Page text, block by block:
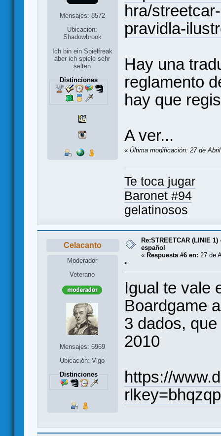
Mensajes: 8572
Ubicación:
Shadowbrook
Ich bin ein Spielfreak
aber ich spiele sehr
selten
Distinciones
hra/
pravidla-
Hay una
reglamento
hay que
A ver...
« Última modificación: 27 de
Te toca jugar
Baronet #94
gelatinosos
Celacanto
Moderador
Veterano
Mensajes: 6969
Ubicación: Vigo
Distinciones
Re:STREETCAR (LINIE
español
« Respuesta #6 en: 27 de
»
Igual te vale
Boardgame
3 dados,
2010
https://